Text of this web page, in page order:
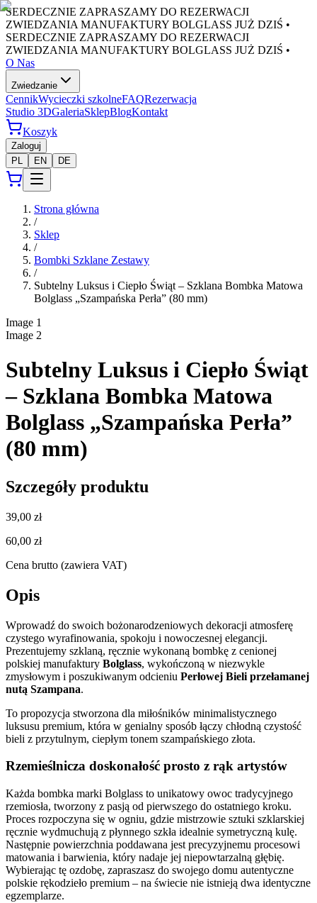
SERDECZNIE ZAPRASZAMY DO REZERWACJI
ZWIEDZANIA MANUFAKTURY BOLGLASS JUŻ DZIŚ •
SERDECZNIE ZAPRASZAMY DO REZERWACJI
ZWIEDZANIA MANUFAKTURY BOLGLASS JUŻ DZIŚ •
O Nas
Zwiedzanie
CennikWycieczki szkolneFAQRezerwacja
Studio 3DGaleriaSklepBlogKontakt
Koszyk
Zaloguj
PL
EN DE
Strona główna
/
Sklep
/
Bombki Szklane Zestawy
/
Subtelny Luksus i Ciepło Świąt – Szklana Bombka Matowa
Bolglass „Szampańska Perła” (80 mm)
Image 1
Image 2
Subtelny Luksus i Ciepło Świąt
– Szklana Bombka Matowa
Bolglass „Szampańska Perła”
(80 mm)
Szczegóły produktu
39,00 zł
60,00 zł
Cena brutto (zawiera VAT)
Opis
Wprowadź do swoich bożonarodzeniowych dekoracji atmosferę
czystego wyrafinowania, spokoju i nowoczesnej elegancji.
Prezentujemy szklaną, ręcznie wykonaną bombkę z cenionej
polskiej manufaktury Bolglass, wykończoną w niezwykle
zmysłowym i poszukiwanym odcieniu Perłowej Bieli przełamanej
nutą Szampana.
To propozycja stworzona dla miłośników minimalistycznego
luksusu premium, która w genialny sposób łączy chłodną czystość
bieli z przytulnym, ciepłym tonem szampańskiego złota.
Rzemieślnicza doskonałość prosto z rąk artystów
Każda bombka marki Bolglass to unikatowy owoc tradycyjnego
rzemiosła, tworzony z pasją od pierwszego do ostatniego kroku.
Proces rozpoczyna się w ogniu, gdzie mistrzowie sztuki szklarskiej
ręcznie wydmuchują z płynnego szkła idealnie symetryczną kulę.
Następnie powierzchnia poddawana jest precyzyjnemu procesowi
matowania i barwienia, który nadaje jej niepowtarzalną głębię.
Wybierając tę ozdobę, zapraszasz do swojego domu autentyczne
polskie rękodzieło premium – na świecie nie istnieją dwa identyczne
egzemplarze.